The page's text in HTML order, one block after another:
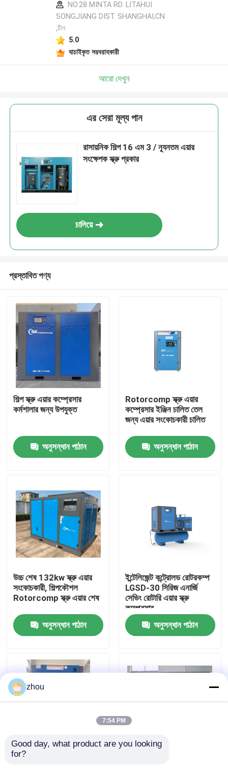
পণ্য
ভিডিও
আমাদের সম্পর্কে
কারখানা ভ্রমণ
মান নিয়ন্ত্রণ
যোগাযোগ করুন
খবর
NO.28 MINTA RD. LITAHUI
SONGJIANG DIST. SHANGHAI,CN
,চীন
5.0
যাচাইকৃত সরবরাহকারী
আরো দেখুন
এর সেরা মূল্য পান
রাসায়নিক শিল্প 16 এম 3 / ন্যূনতম এয়ার
সংক্ষেপক স্ক্রু প্রকার
চালিয়ে
প্রস্তাবিত পণ্য
শিল্প স্ক্রু এয়ার কম্প্রেসার
কর্মশালার জন্য উপযুক্ত
অনুসন্ধান পাঠান
Rotorcomp স্ক্রু এয়ার
কম্প্রেসার ইঞ্জিন চালিত তেল
জন্য এয়ার সংকোচকারী চালিত
অনুসন্ধান পাঠান
উচ্চ শেষ 132kw স্ক্রু এয়ার
সংকোচকারী, শিল্পকৌশল
Rotorcomp স্ক্রু এয়ার শেষ
অনুসন্ধান পাঠান
ইন্টেলিজেন্ট কন্ট্রোলড রোটরকম্প
LGSD-30 সিরিজ এনার্জি
সেভিং রোটারি এয়ার স্ক্রু
কম্প্রেসার
অনুসন্ধান পাঠান
কার্যকারিতা LGFD-75KW কম
zhou
7:54 PM
Good day, what product are you looking
for?